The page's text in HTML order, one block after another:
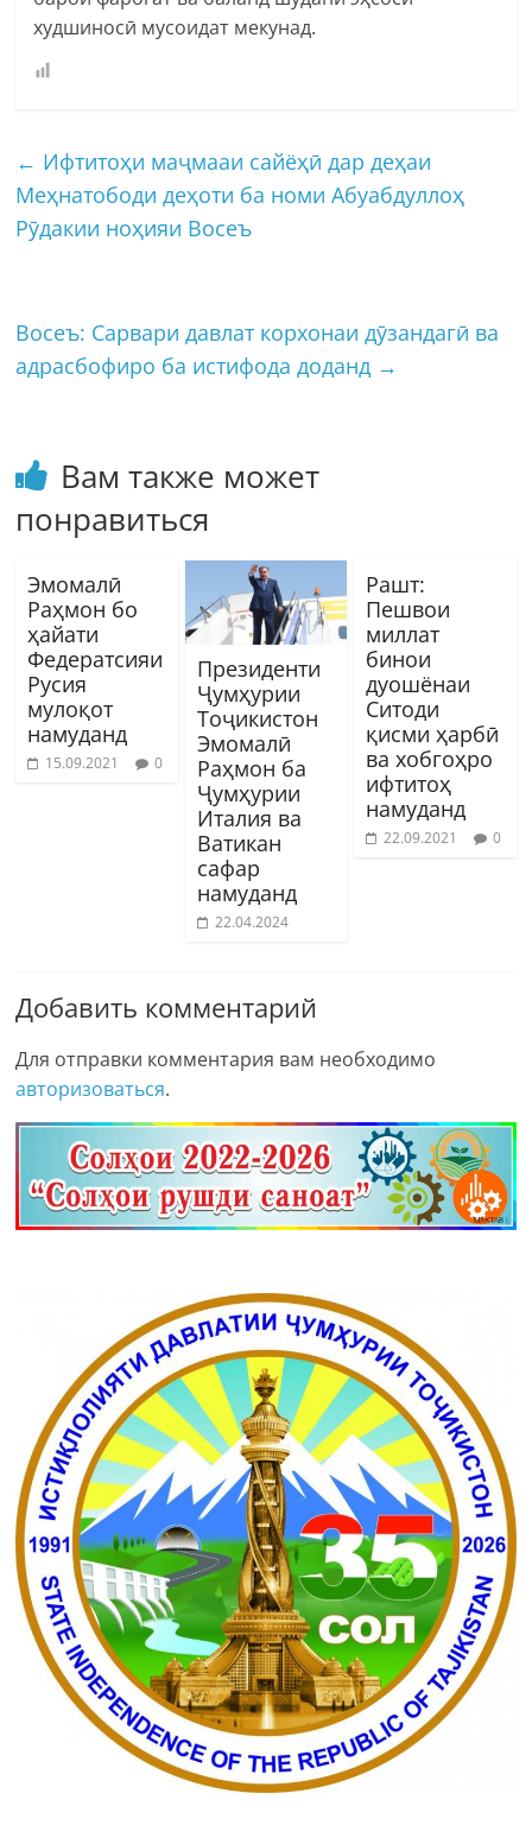
худшиносӣ мусоидат мекунад.
← Ифтитоҳи маҷмааи сайëҳӣ дар деҳаи
Меҳнатободи деҳоти ба номи Абуабдуллоҳ
Рӯдакии ноҳияи Восеъ
Восеъ: Сарвари давлат корхонаи дӯзандагӣ ва
адрасбофиро ба истифода доданд →
Вам также может
понравиться
Эмомалӣ
Раҳмон бо
ҳайати
Федератсияи
Русия
мулоқот
намуданд
15.09.2021 0
Президенти
Ҷумҳурии
Тоҷикистон
Эмомалӣ
Раҳмон ба
Ҷумҳурии
Италия ва
Ватикан
сафар
намуданд
22.04.2024
Рашт:
Пешвои
миллат
бинои
дуошёнаи
Ситоди
қисми ҳарбӣ
ва хобгоҳро
ифтитоҳ
намуданд
22.09.2021 0
Добавить комментарий
Для отправки комментария вам необходимо
авторизоваться.